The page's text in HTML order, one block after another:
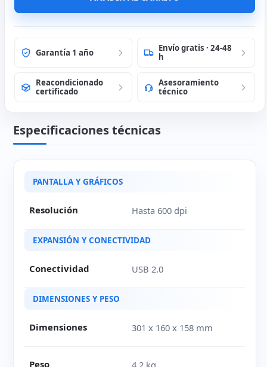
Garantía 1 año
Envío gratis · 24-48
h
Reacondicionado
certificado
Asesoramiento
técnico
Especificaciones técnicas
Ficha técnica de Fujitsu fi-6130ZLA
PANTALLA Y GRÁFICOS
Resolución Hasta 600 dpi
EXPANSIÓN Y CONECTIVIDAD
Conectividad USB 2.0
DIMENSIONES Y PESO
Dimensiones 301 x 160 x 158 mm
Peso